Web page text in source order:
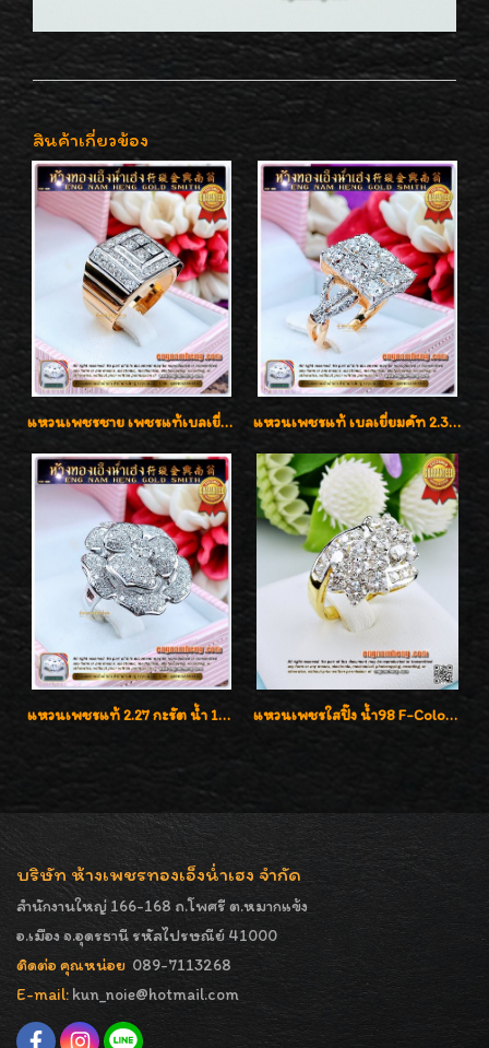
สินค้าเกี่ยวข้อง
แหวนเพชรชาย เพชรแท้เบลเยี่ยมคัท น้ำ100% D-Color/VVS 2.46 กะรัต แหวนเพชรแท้ เบลเยี่ยมคัท 2.39 กะรัต น้ำ 98 F-Color/VVS ดีไซน์หน้ากว้างหรูเต็มนิ้ว
แหวนเพชรแท้ 2.27 กะรัต น้ำ 100% เบลเยี่ยมคัท ลวดลายดอกกุหลาบหรู แหวนเพชรใสปิ๊ง น้ำ98 F-Color/VVS1 น้ำหนักเพชรรวม 2.56 กะรัต ใส่เต็มนิ้วเพชรเป็นน้ำเป็นเนื้อสวยมากๆค่ะ
บริษัท ห้างเพชรทองเอ็งน่ำเฮง จำกัด
สำนักงานใหญ่ 166-168 ถ.โพศรี ต.หมากแข้ง
อ.เมือง จ.อุดรธานี รหัสไปรษณีย์ 41000
ติดต่อ คุณหน่อย 089-7113268
E-mail: kun_noie@hotmail.com